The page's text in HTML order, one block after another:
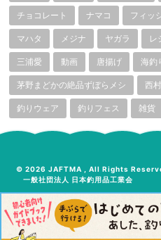
チョコレート ナマコ フィッ
マハタ メジナ ヤガラ レ
三浦愛 動画 唐揚げ 海釣
茅野まどかの絶品ずぼらメシ 西
釣りウェア 釣りフェス 雑貨
© 2026 JAFTMA , All Rights
一般社団法人 日本釣用品工業会